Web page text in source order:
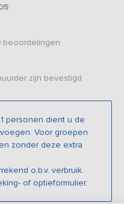
beoordelingen
zijn bevestigd
personen dient u de
Voor groepen
zonder deze extra
o.b.v. verbruik.
of optieformulier.